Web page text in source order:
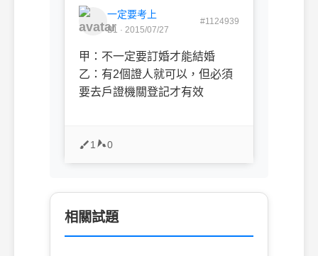
一定要考上
B1 · 2015/07/27
#1124939
甲：不一定要訂婚才能結婚
乙：有2個證人就可以，但必須
要去戶證機關登記才有效
1 0
相關試題